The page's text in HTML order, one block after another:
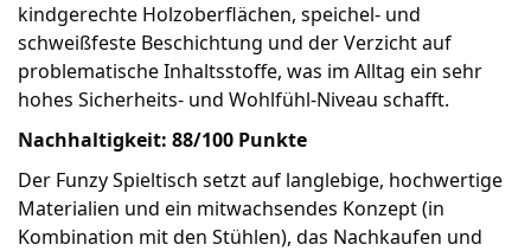
kindgerechte Holzoberflächen, speichel- und
schweißfeste Beschichtung und der Verzicht auf
problematische Inhaltsstoffe, was im Alltag ein sehr
hohes Sicherheits- und Wohlfühl-Niveau schafft.
Nachhaltigkeit: 88/100 Punkte
Der Funzy Spieltisch setzt auf langlebige, hochwertige
Materialien und ein mitwachsendes Konzept (in
Kombination mit den Stühlen), das Nachkaufen und